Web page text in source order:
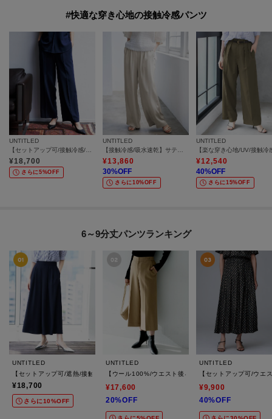
#快適な穿き心地の接触冷感パンツ
UNTITLED
【セットアップ可/接触冷感/通気性】エアリークールワイドパンツ
¥18,700
さらに5%OFF
UNTITLED
【接触冷感/吸水速乾】サテンワイドパンツ
¥13,860
30%OFF
さらに10%OFF
UNTITLED
¥12,540
40%OFF
さらに15%OFF
6～9分丈パンツランキング
UNTITLED
【セットアップ可/遮熱/接触冷感/UVカット】リラクシーガウチョパンツ
¥18,700
さらに10%OFF
UNTITLED
【ウール100%/ウエスト後ろゴム】 クロップドワイド
¥17,600
20%OFF
UNTITLED
【セットアップ可/ウエ
¥9,900
40%OFF